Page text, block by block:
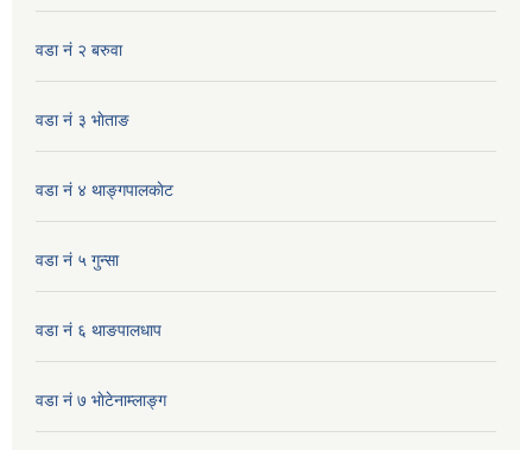
वडा नं २ बरुवा
वडा नं ३ भाेताङ
वडा नं ४ थाङ्गपालकाेट
वडा नं ५ गुन्सा
वडा नं ६ थाङपालधाप
वडा नं ७ भाेटेनाम्लाङ्ग